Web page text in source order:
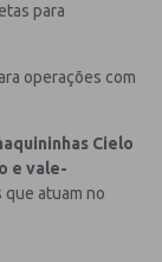
para
operações com
Cielo
e vale-
que atuam no